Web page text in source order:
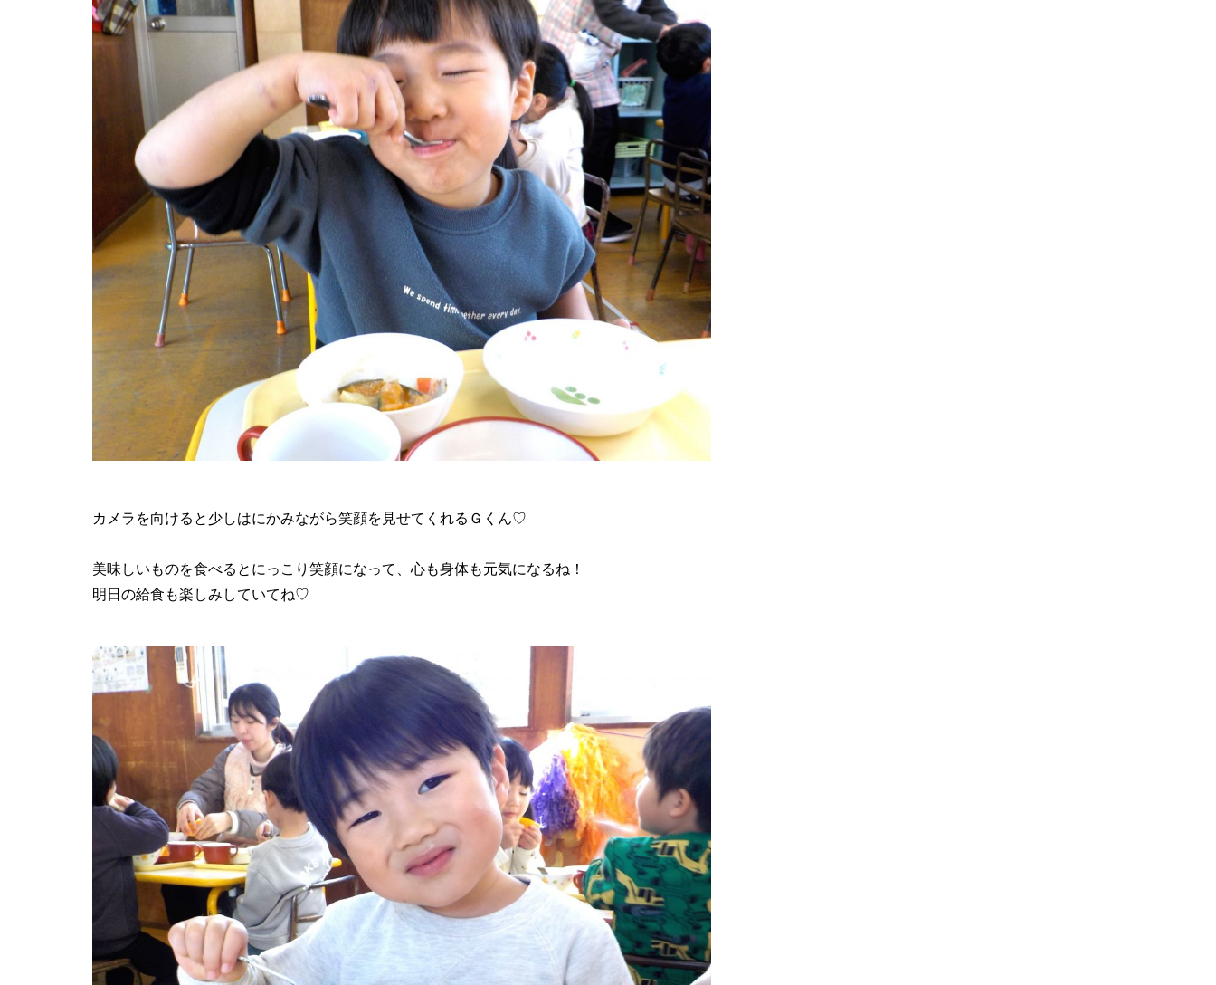
カメラを向けると少しはにかみながら笑顔を見せてくれるＧくん♡
美味しいものを食べるとにっこり笑顔になって、心も身体も元気になるね！
明日の給食も楽しみしていてね♡